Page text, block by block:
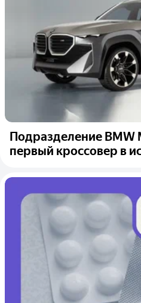
Подразделение BMW
первый кроссовер в